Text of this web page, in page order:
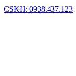
CSKH: 0938.437.123